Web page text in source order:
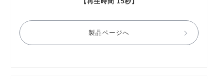
製品ページへ